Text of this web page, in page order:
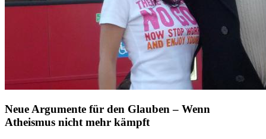
Neue Argumente für den Glauben – Wenn
Atheismus nicht mehr kämpft